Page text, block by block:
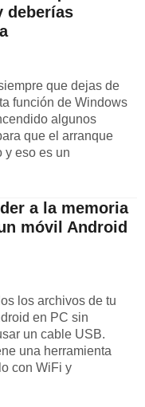
deberías
que dejas de
función de Windows
algunos
que el arranque
y eso es un
a la memoria
móvil Android
los archivos de tu
en PC sin
un cable USB.
una herramienta
con WiFi y